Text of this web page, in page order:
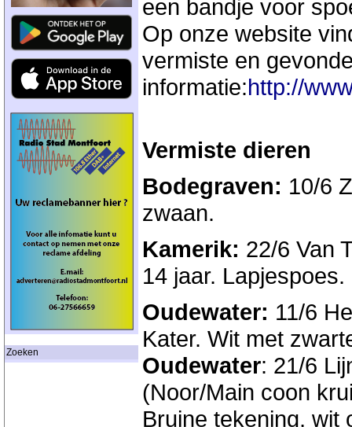
Zoeken
een bandje voor
Op onze website
vermiste en
informatie:http://
Vermiste dieren
Bodegraven: 10/6
zwaan.
Kamerik: 22/6 Van
14 jaar. Lapjespoes.
Oudewater: 11/6
Kater. Wit met
Oudewater: 21/6
(Noor/Main coon
Bruine tekening, wit